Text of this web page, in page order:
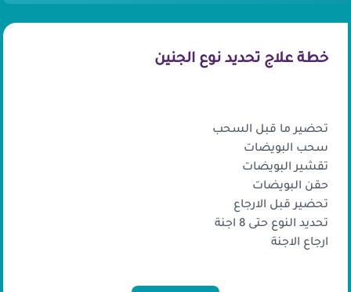
خطة علاج تحديد نوع الجنين
تحضير ما قبل السحب
سحب البويضات
تقشير البويضات
حقن البويضات
تحضير قبل الارجاع
تحديد النوع حتى 8 اجنة
ارجاع الاجنة